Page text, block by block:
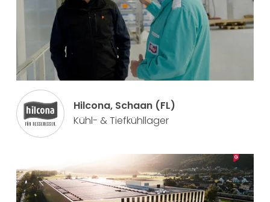
Hilcona, Schaan (FL)
Kühl- & Tiefkühllager